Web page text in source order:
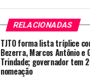
RELACIONADAS
TJTO forma lista tríplice
Bezerra, Marcos Antônio e
Trindade; governador tem
nomeação